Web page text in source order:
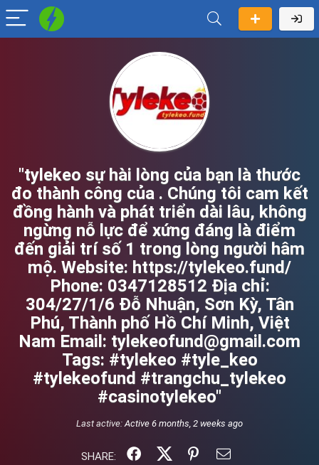
"tylekeo sự hài lòng của bạn là thước
đo thành công của . Chúng tôi cam kết
đồng hành và phát triển dài lâu, không
ngừng nỗ lực để xứng đáng là điểm
đến giải trí số 1 trong lòng người hâm
mộ. Website: https://tylekeo.fund/
Phone: 0347128512 Địa chỉ:
304/27/1/6 Đỗ Nhuận, Sơn Kỳ, Tân
Phú, Thành phố Hồ Chí Minh, Việt
Nam Email: tylekeofund@gmail.com
Tags: #tylekeo #tyle_keo
#tylekeofund #trangchu_tylekeo
#casinotylekeo"
Last active:Active 6 months, 2 weeks ago
SHARE: